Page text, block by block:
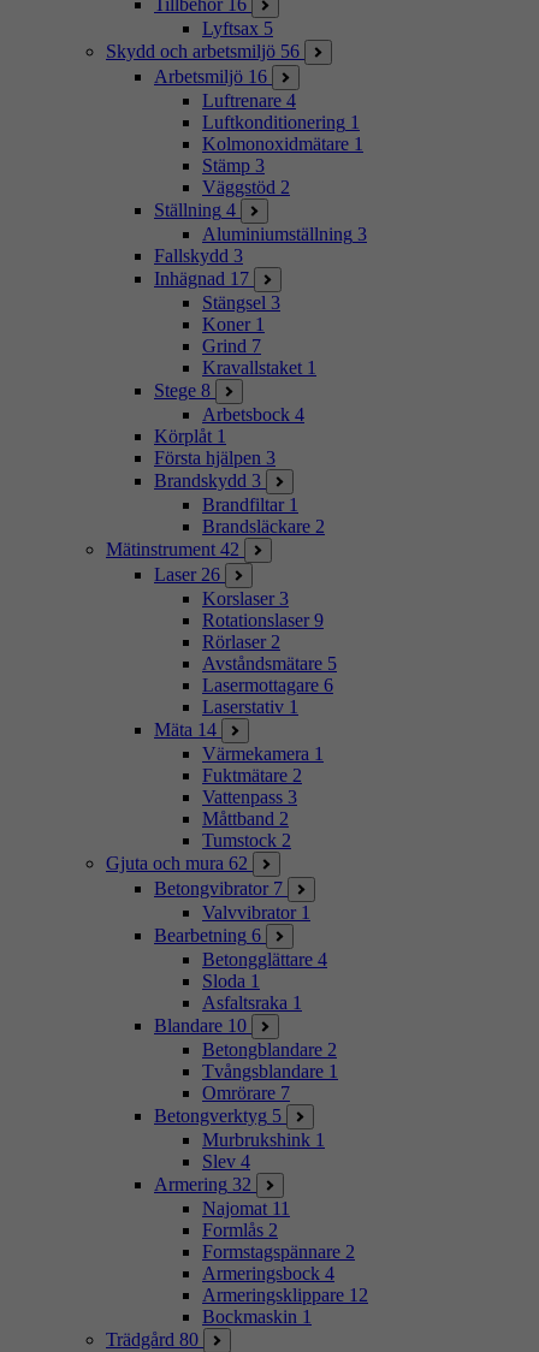
Tillbehör 16
Lyftsax 5
Skydd och arbetsmiljö 56
Arbetsmiljö 16
Luftrenare 4
Luftkonditionering 1
Kolmonoxidmätare 1
Stämp 3
Väggstöd 2
Ställning 4
Aluminiumställning 3
Fallskydd 3
Inhägnad 17
Stängsel 3
Koner 1
Grind 7
Kravallstaket 1
Stege 8
Arbetsbock 4
Körplåt 1
Första hjälpen 3
Brandskydd 3
Brandfiltar 1
Brandsläckare 2
Mätinstrument 42
Laser 26
Korslaser 3
Rotationslaser 9
Rörlaser 2
Avståndsmätare 5
Lasermottagare 6
Laserstativ 1
Mäta 14
Värmekamera 1
Fuktmätare 2
Vattenpass 3
Måttband 2
Tumstock 2
Gjuta och mura 62
Betongvibrator 7
Valvvibrator 1
Bearbetning 6
Betongglättare 4
Sloda 1
Asfaltsraka 1
Blandare 10
Betongblandare 2
Tvångsblandare 1
Omrörare 7
Betongverktyg 5
Murbrukshink 1
Slev 4
Armering 32
Najomat 11
Formlås 2
Formstagspännare 2
Armeringsbock 4
Armeringsklippare 12
Bockmaskin 1
Trädgård 80